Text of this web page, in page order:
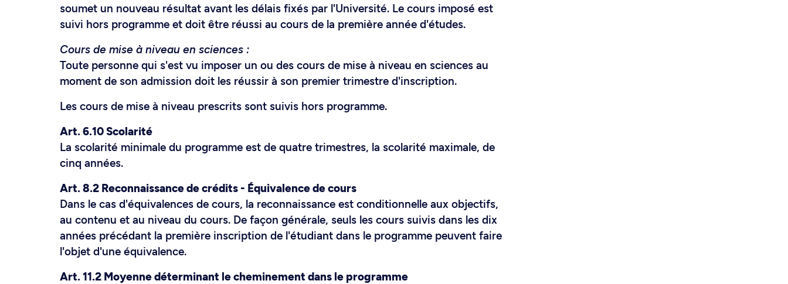
soumet un nouveau résultat avant les délais fixés par l'Université. Le cours imposé est
suivi hors programme et doit être réussi au cours de la première année d'études.
Cours de mise à niveau en sciences :
Toute personne qui s'est vu imposer un ou des cours de mise à niveau en sciences au
moment de son admission doit les réussir à son premier trimestre d'inscription.
Les cours de mise à niveau prescrits sont suivis hors programme.
Art. 6.10 Scolarité
La scolarité minimale du programme est de quatre trimestres, la scolarité maximale, de
cinq années.
Art. 8.2 Reconnaissance de crédits - Équivalence de cours
Dans le cas d'équivalences de cours, la reconnaissance est conditionnelle aux objectifs,
au contenu et au niveau du cours. De façon générale, seuls les cours suivis dans les dix
années précédant la première inscription de l'étudiant dans le programme peuvent faire
l'objet d'une équivalence.
Art. 11.2 Moyenne déterminant le cheminement dans le programme